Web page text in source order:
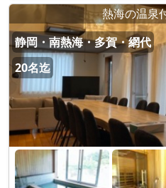
熱海の温泉
静岡・南熱海・多賀・網代
20名迄